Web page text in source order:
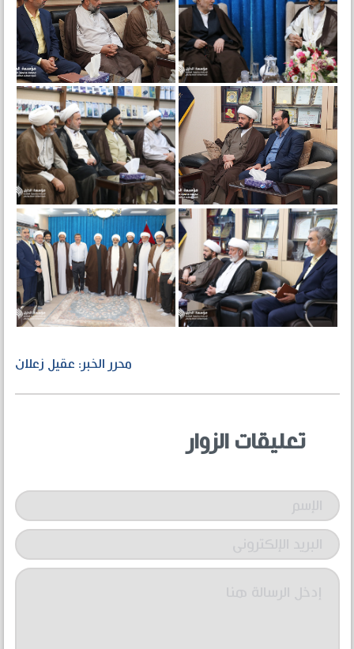
محرر الخبر: عقيل زعلان
تعليقات الزوار